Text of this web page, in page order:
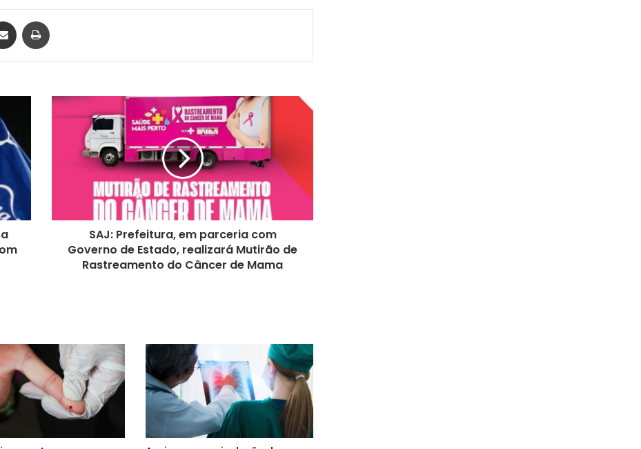
Compartilhar via e-mail
SAJ:
Prefeitura,
parceria
realizará
Rastreamento
SAJ: Prefeitura, em parceria com
Governo de Estado, realizará Mutirão de
Rastreamento do Câncer de Mama